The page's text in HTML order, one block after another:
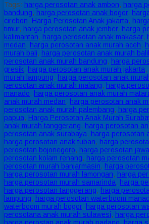
Tags: harga perosotan anak ambon, harga
bandung, harga perosotan anak bogor,
cirebon, Harga Perosotan Anak jakarta,
timur, harga perosotan anak jember, harga
kalimantan, harga perosotan anak makasar,
medan, harga perosotan anak murah aceh,
murah bali, harga perosotan anak murah
perosotan anak murah bandung, harga
gresik, harga perosotan anak murah jakarta,
murah lampung, harga perosotan anak
perosotan anak murah malang, harga
manado, harga perosotan anak murah
anak murah medan, harga perosotan anak
perosotan anak murah palembang, harga
papua, Harga Perosotan Anak Murah
anak murah tanggerang, harga perosotan
perosotan anak surabaya, harga perosotan
harga perosotan anak tuban, harga
perosotan bojonegoro, harga perosotan
perosotan kolam renang, harga perosotan
perosotan murah banjarmasin, harga
harga perosotan murah lamongan, harga
harga perosotan murah samarinda, harga
harga perosotan tanggerang, harga
lampung, harga perosotan waterboom
waterboom murah bogor, harga perosotan
perosotana anak murah sulawesi, harga